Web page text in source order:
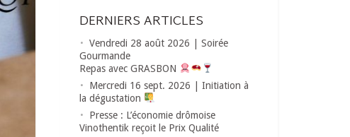
DERNIERS ARTICLES
Vendredi 28 août 2026 | Soirée
Gourmande
Repas avec GRASBON
Mercredi 16 sept. 2026 | Initiation à
la dégustation
Presse : L’économie drômoise
Vinothentik reçoit le Prix Qualité